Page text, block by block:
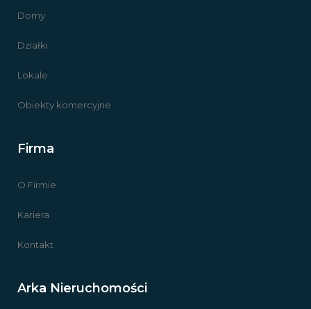
Domy
Działki
Lokale
Obiekty komercyjne
Firma
O Firmie
Kariera
Kontakt
Arka Nieruchomości